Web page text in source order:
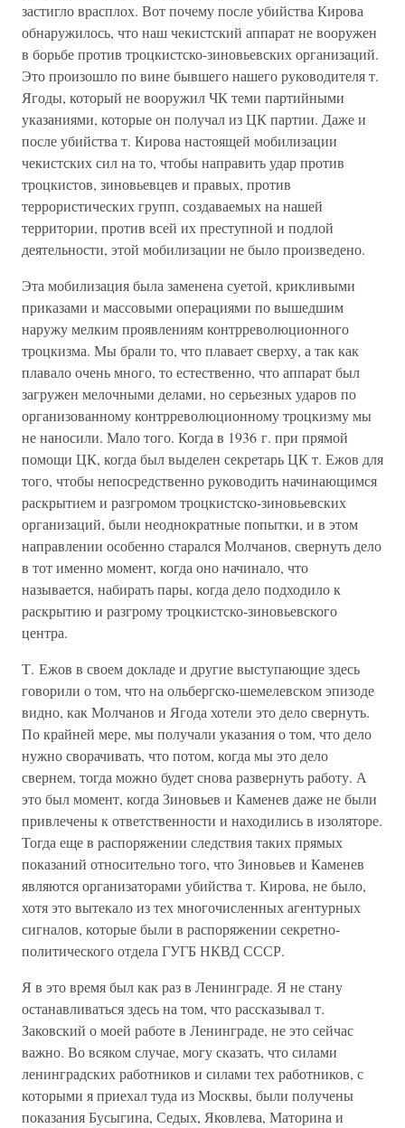
застигло врасплох. Вот почему после убийства Кирова
обнаружилось, что наш чекистский аппарат не вооружен
в борьбе против троцкистско-зиновьевских организаций.
Это произошло по вине бывшего нашего руководителя т.
Ягоды, который не вооружил ЧК теми партийными
указаниями, которые он получал из ЦК партии. Даже и
после убийства т. Кирова настоящей мобилизации
чекистских сил на то, чтобы направить удар против
троцкистов, зиновьевцев и правых, против
террористических групп, создаваемых на нашей
территории, против всей их преступной и подлой
деятельности, этой мобилизации не было произведено.
Эта мобилизация была заменена суетой, крикливыми
приказами и массовыми операциями по вышедшим
наружу мелким проявлениям контрреволюционного
троцкизма. Мы брали то, что плавает сверху, а так как
плавало очень много, то естественно, что аппарат был
загружен мелочными делами, но серьезных ударов по
организованному контрреволюционному троцкизму мы
не наносили. Мало того. Когда в 1936 г. при прямой
помощи ЦК, когда был выделен секретарь ЦК т. Ежов для
того, чтобы непосредственно руководить начинающимся
раскрытием и разгромом троцкистско-зиновьевских
организаций, были неоднократные попытки, и в этом
направлении особенно старался Молчанов, свернуть дело
в тот именно момент, когда оно начинало, что
называется, набирать пары, когда дело подходило к
раскрытию и разгрому троцкистско-зиновьевского
центра.
Т. Ежов в своем докладе и другие выступающие здесь
говорили о том, что на ольбергско-шемелевском эпизоде
видно, как Молчанов и Ягода хотели это дело свернуть.
По крайней мере, мы получали указания о том, что дело
нужно сворачивать, что потом, когда мы это дело
свернем, тогда можно будет снова развернуть работу. А
это был момент, когда Зиновьев и Каменев даже не были
привлечены к ответственности и находились в изоляторе.
Тогда еще в распоряжении следствия таких прямых
показаний относительно того, что Зиновьев и Каменев
являются организаторами убийства т. Кирова, не было,
хотя это вытекало из тех многочисленных агентурных
сигналов, которые были в распоряжении секретно-
политического отдела ГУГБ НКВД СССР.
Я в это время был как раз в Ленинграде. Я не стану
останавливаться здесь на том, что рассказывал т.
Заковский о моей работе в Ленинграде, не это сейчас
важно. Во всяком случае, могу сказать, что силами
ленинградских работников и силами тех работников, с
которыми я приехал туда из Москвы, были получены
показания Бусыгина, Седых, Яковлева, Маторина и